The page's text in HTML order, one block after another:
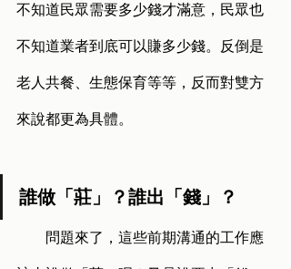
不知道民眾需要多少錢才滿意，民眾也
不知道業者到底可以賺多少錢。反倒是
老人共餐、生態保育等等，反而對雙方
來說都更為具體。
誰做「莊」？誰出「錢」？